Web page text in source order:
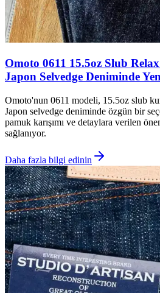
Omoto 0611 15.5oz Slub
Japon Selvedge Deniminde
Omoto'nun 0611 modeli, 15.5oz slub
Japon selvedge deniminde özgün bir
pamuk karışımı ve detaylara verilen
sağlanıyor.
Daha fazla bilgi edinin